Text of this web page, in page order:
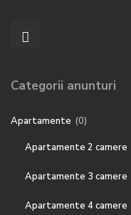
Categorii anunturi
Apartamente (0)
Apartamente 2 camere
Apartamente 3 camere
Apartamente 4 camere